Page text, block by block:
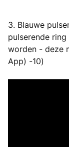
3. Blauwe
pulserende
worden - deze
App) -10)